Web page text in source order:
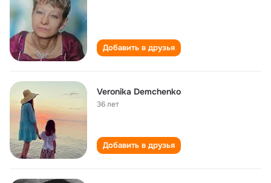
Добавить в друзья
Veronika Demchenko
36 лет
Добавить в друзья